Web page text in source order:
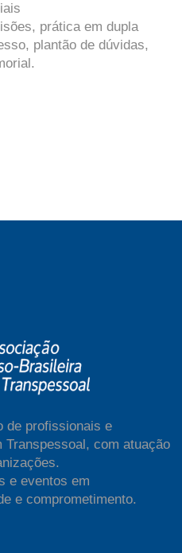
prática em dupla
plantão de dúvidas,
de profissionais e
Transpessoal, com atuação
e eventos em
e comprometimento.